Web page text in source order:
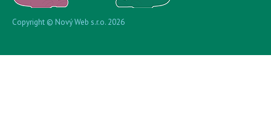
Copyright © Nový Web s.r.o. 2026